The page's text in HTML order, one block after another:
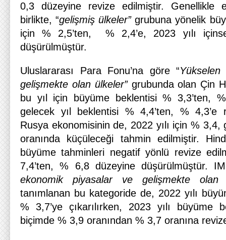
0,3 düzeyine revize edilmiştir. Genellikle
birlikte, “gelişmiş ülkeler”grubuna yönelik
için % 2,5’ten, % 2,4’e, 2023 yılı
düşürülmüştür.
Uluslararası Para Fonu’na göre “Yükselen
gelişmekte olan ülkeler” grubunda olan Çin
bu yıl için büyüme beklentisi % 3,3’ten,
gelecek yıl beklentisi % 4,4’ten, % 4,3’e
Rusya ekonomisinin de, 2022 yılı için % 3,4,
oranında küçüleceği tahmin edilmiştir.
büyüme tahminleri negatif yönlü revize
7,4’ten, % 6,8 düzeyine düşürülmüştür.
ekonomik piyasalar ve gelişmekte olan
tanımlanan bu kategoride de, 2022 yılı
% 3,7’ye çıkarılırken, 2023 yılı büyüme
biçimde % 3,9 oranından % 3,7 oranına